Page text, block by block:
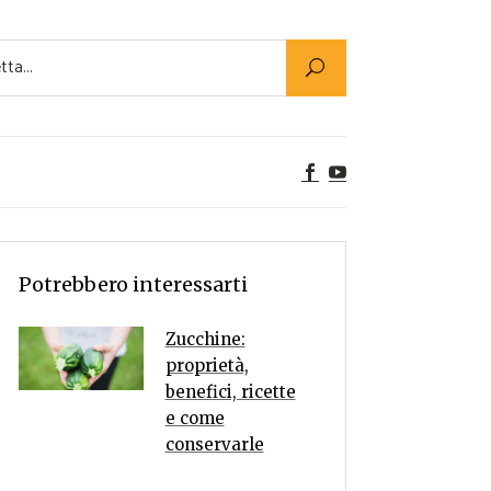
Utility
Alimenti
Rumors
Potrebbero interessarti
Zucchine:
proprietà,
benefici, ricette
e come
conservarle